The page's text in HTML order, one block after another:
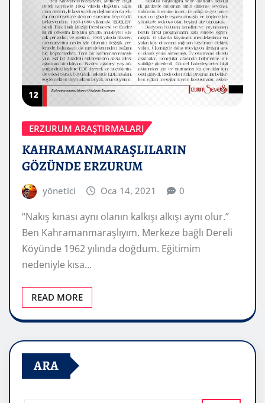
ERZURUM ARAŞTIRMALARI
KAHRAMANMARAŞLILARIN
GÖZÜNDE ERZURUM
yönetici Oca 14, 2021 0
“Nakış kınası aynı olanın kalkışı alkışı aynı olur.”
Ben Kahramanmaraşlıyım. Merkeze bağlı Dereli
Köyünde 1962 yılında doğdum. Eğitimim
nedeniyle kısa…
READ MORE
ARA